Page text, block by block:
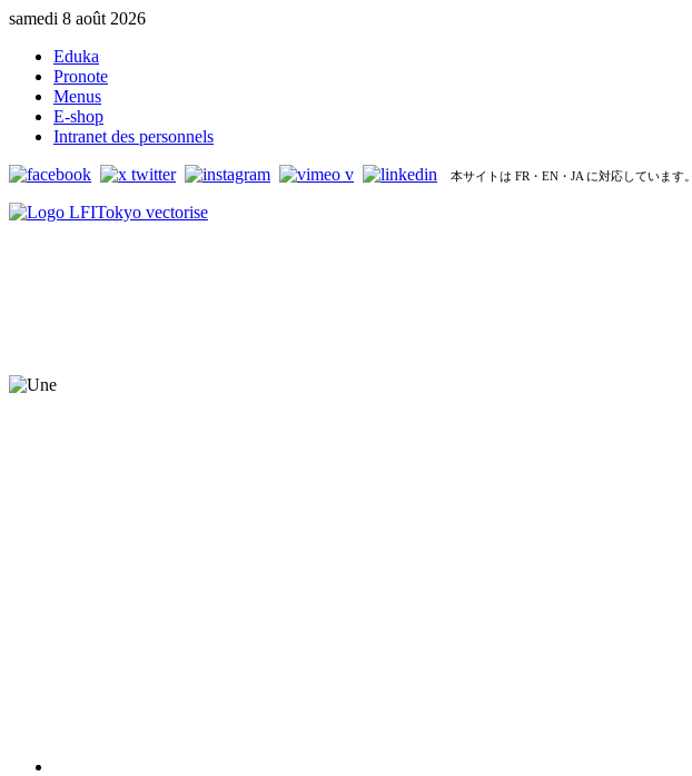
samedi 8 août 2026
Eduka
Pronote
Menus
E-shop
Intranet des personnels
本サイトは FR・EN・JA に対応しています。